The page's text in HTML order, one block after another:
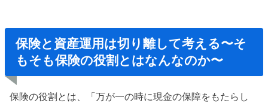
保険と資産運用は切り離して考える〜そ
もそも保険の役割とはなんなのか〜
保険の役割とは、「万が一の時に現金の保障をもたらし